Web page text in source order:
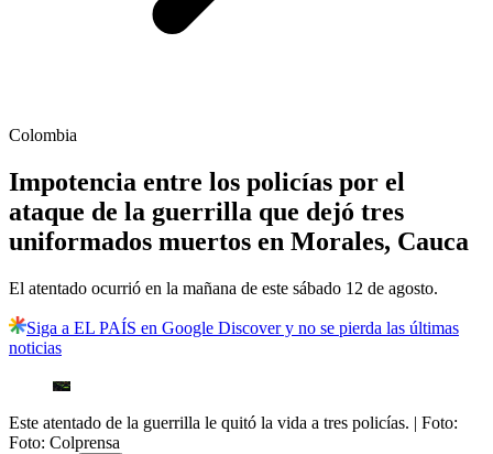
Colombia
Impotencia entre los policías por el
ataque de la guerrilla que dejó tres
uniformados muertos en Morales, Cauca
El atentado ocurrió en la mañana de este sábado 12 de agosto.
Siga a EL PAÍS en Google Discover y no se pierda las últimas
noticias
Este atentado de la guerrilla le quitó la vida a tres policías. | Foto:
Foto: Colprensa